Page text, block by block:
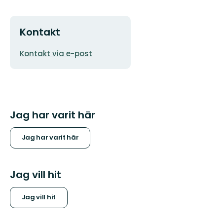
Kontakt
E-
Kontakt via e-post
Jag har varit här
Jag har varit här
Jag vill hit
Jag vill hit